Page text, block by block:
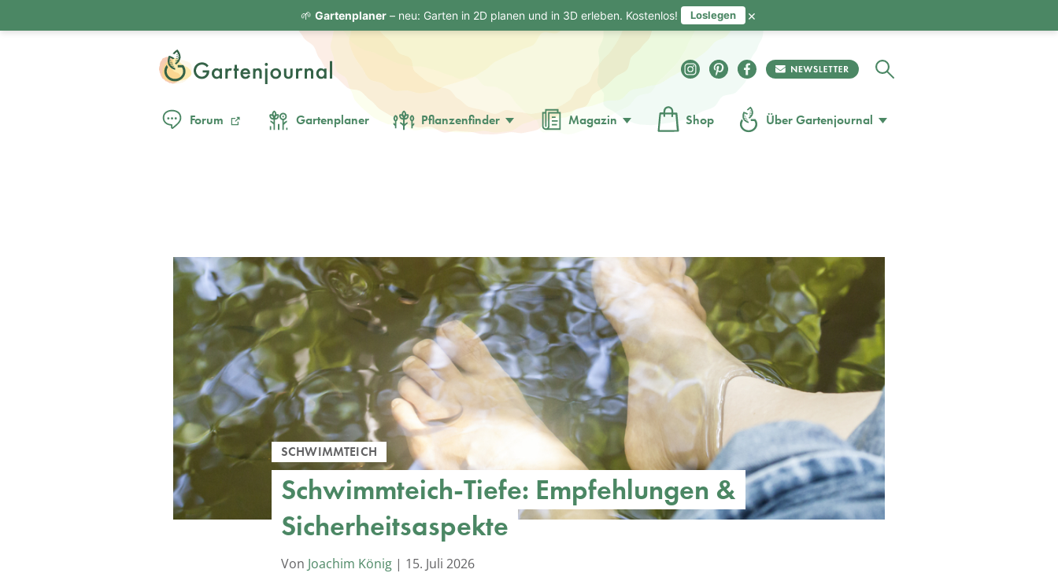
Forum Gartenplaner Pflanzenfinder Magazin Shop Über Gartenjournal
SCHWIMMTEICH
Schwimmteich-Tiefe: Empfehlungen &
Sicherheitsaspekte
Von Joachim König | 15. Juli 2026
🌱 Gartenplaner– neu: Garten in 2D planen und in 3D erleben. Kostenlos! Loslegen ×